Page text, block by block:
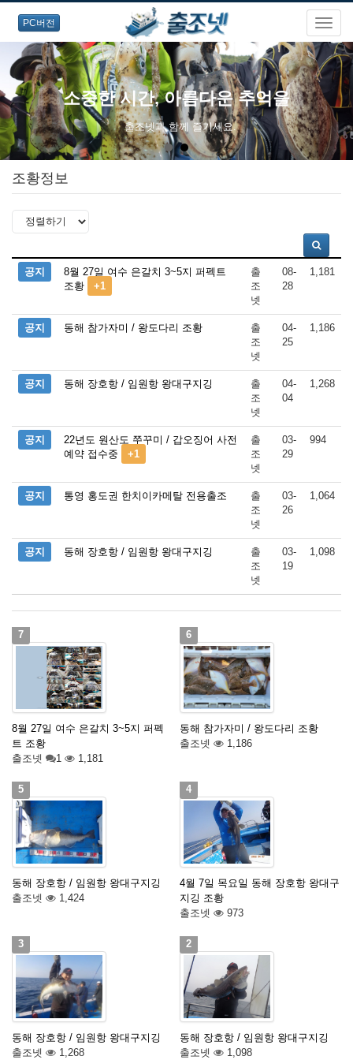
PC버전
소중한 시간, 아름다운 추억을
출조넷과 함께 즐기세요.
조황정보
공지
8월 27일 여수 은갈치 3~5지 퍼펙트
조황
+1
출
조
넷
08-
28
1,181
공지 동해 참가자미 / 왕도다리 조황
출
조
넷
04-
25
1,186
공지 동해 장호항 / 임원항 왕대구지깅
출
조
넷
04-
04
1,268
공지
22년도 원산도 쭈꾸미 / 갑오징어 사전
예약 접수중
+1
출
조
넷
03-
29
994
공지 통영 홍도권 한치이카메탈 전용출조
출
조
넷
03-
26
1,064
공지 동해 장호항 / 임원항 왕대구지깅
출
조
넷
03-
19
1,098
7
8월 27일 여수 은갈치 3~5지 퍼펙
트 조황
출조넷
1 1,181
6
동해 참가자미 / 왕도다리 조황
출조넷
1,186
5
동해 장호항 / 임원항 왕대구지깅
출조넷
1,424
4
4월 7일 목요일 동해 장호항 왕대구
지깅 조황
출조넷
973
3
동해 장호항 / 임원항 왕대구지깅
출조넷
1,268
2
동해 장호항 / 임원항 왕대구지깅
출조넷
1,098